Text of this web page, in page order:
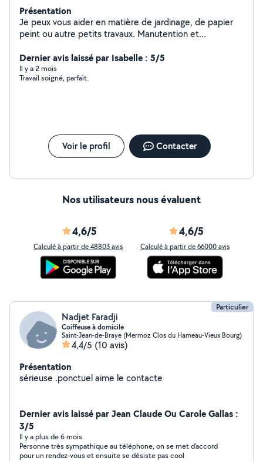
Présentation
Je peux vous aider en matière de jardinage, de papier
peint ou autre petits travaux. Manutention et
coeur le travail bien fait. Je peux vous aider si
besoinAvec mon cap de sommelier serveur je suis à
votre disposition
Dernier avis laissé par Isabelle : 5/5
Il y a 2 mois
Travail soigné, parfait.
Voir le profil Contacter
Nos utilisateurs nous évaluent
4,6/5
Calculé à partir de 48803 avis
4,6/5
Calculé à partir de 66000 avis
Particulier
Nadjet Faradji
Coiffeuse à domicile
Saint-Jean-de-Braye (Mermoz Clos du Hameau-Vieux Bourg)
4,4/5 (10 avis)
Présentation
sérieuse .ponctuel aime le contacte
Dernier avis laissé par Jean Claude Ou Carole Gallas :
3/5
Il y a plus de 6 mois
Personne très sympathique au téléphone, on se met d’accord
pour un rendez-vous et ensuite se désiste pas cool